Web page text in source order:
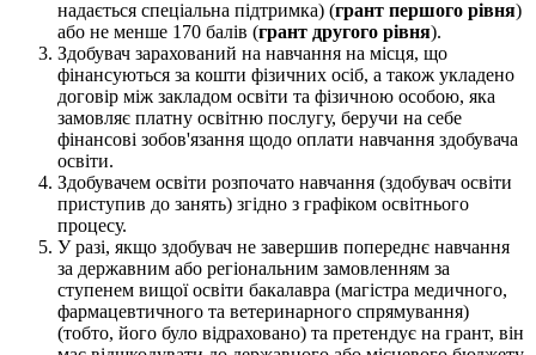
надається спеціальна підтримка) (грант першого рівня)
або не менше 170 балів (грант другого рівня).
Здобувач зарахований на навчання на місця, що
фінансуються за кошти фізичних осіб, а також укладено
договір між закладом освіти та фізичною особою, яка
замовляє платну освітню послугу, беручи на себе
фінансові зобов'язання щодо оплати навчання здобувача
освіти.
Здобувачем освіти розпочато навчання (здобувач освіти
приступив до занять) згідно з графіком освітнього
процесу.
У разі, якщо здобувач не завершив попереднє навчання
за державним або регіональним замовленням за
ступенем вищої освіти бакалавра (магістра медичного,
фармацевтичного та ветеринарного спрямування)
(тобто, його було відраховано) та претендує на грант, він